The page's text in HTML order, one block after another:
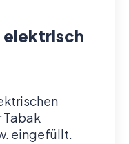
Tabak
eingefüllt.